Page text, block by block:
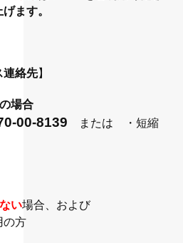
ます。
連絡先】
場合
00-8139 または ・短縮
い場合、および
の方